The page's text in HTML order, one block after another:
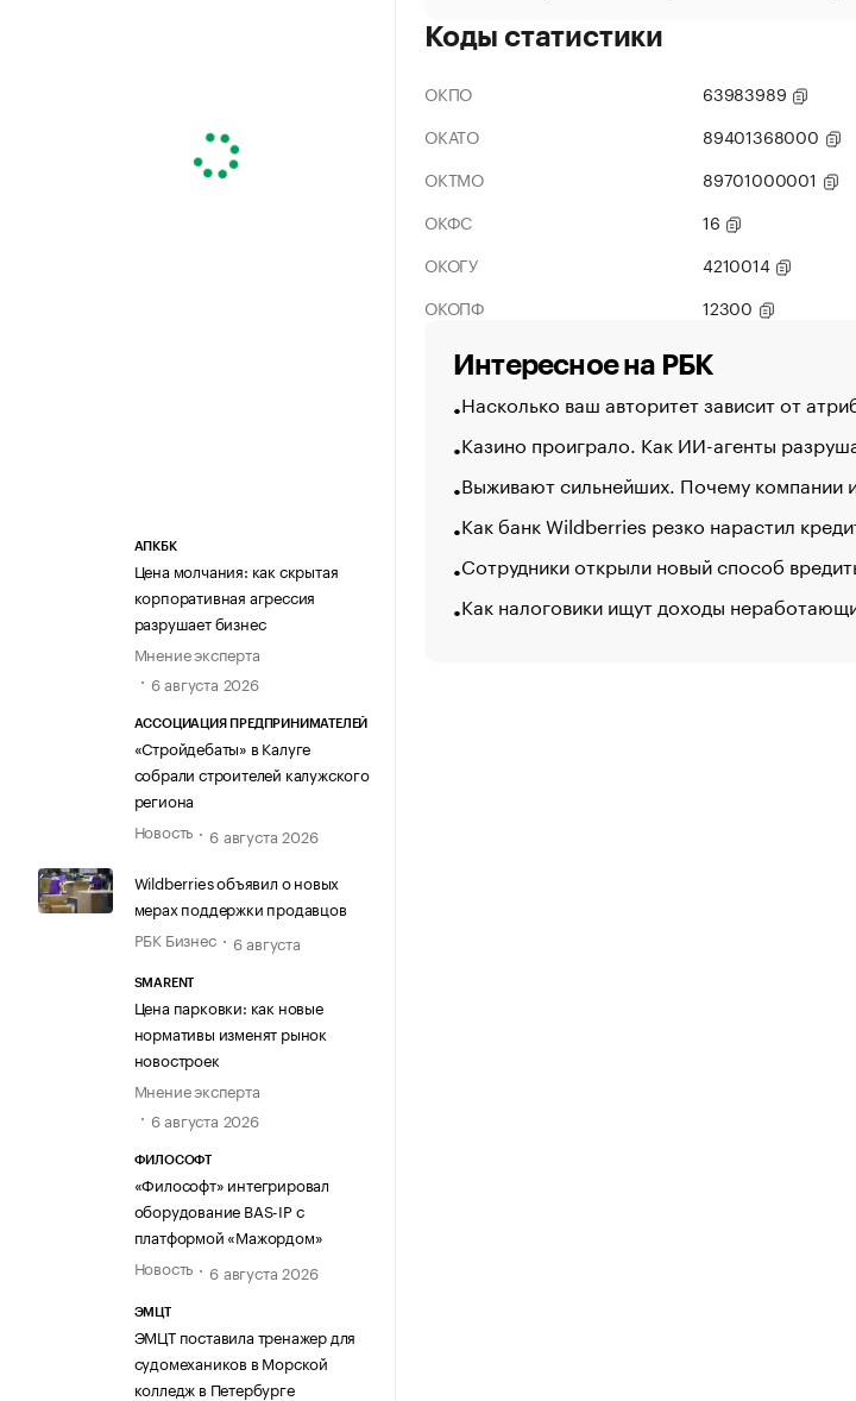
АПКБК
Цена молчания: как скрытая
корпоративная агрессия
разрушает бизнес
Мнение эксперта
6 августа 2026
АССОЦИАЦИЯ ПРЕДПРИНИМАТЕЛЕЙ
«Стройдебаты» в Калуге
собрали строителей калужского
региона
Новость
6 августа 2026
Wildberries объявил о новых
мерах поддержки продавцов
РБК Бизнес
6 августа
SMARENT
Цена парковки: как новые
нормативы изменят рынок
новостроек
Мнение эксперта
6 августа 2026
ФИЛОСОФТ
«Философт» интегрировал
оборудование BAS-IP с
платформой «Мажордом»
Новость
6 августа 2026
ЭМЦТ
ЭМЦТ поставила тренажер для
судомехаников в Морской
колледж в Петербурге
Коды статистики
ОКПО
63983989
ОКАТО
89401368000
ОКТМО
89701000001
ОКФС
16
ОКОГУ
4210014
ОКОПФ
12300
Интересное на РБК
Насколько ваш авторитет зависит от
Казино проиграло. Как ИИ-агенты
Выживают сильнейших. Почему компании
Как банк Wildberries резко нарастил
Сотрудники открыли новый способ
Как налоговики ищут доходы